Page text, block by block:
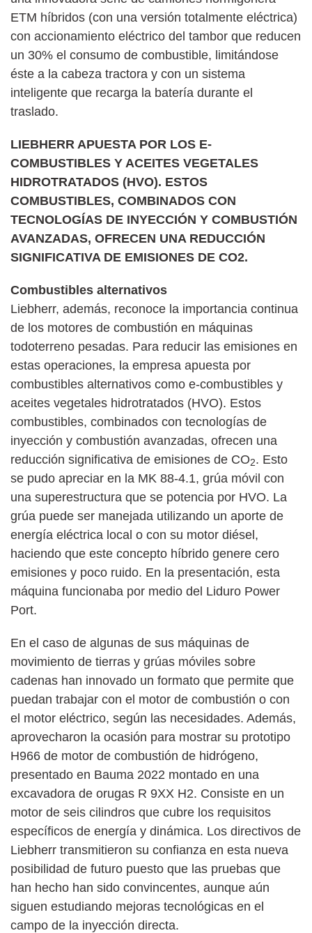
ETM híbridos (con una versión totalmente eléctrica)
con accionamiento eléctrico del tambor que reducen
un 30% el consumo de combustible, limitándose
éste a la cabeza tractora y con un sistema
inteligente que recarga la batería durante el
traslado.
LIEBHERR APUESTA POR LOS E-
COMBUSTIBLES Y ACEITES VEGETALES
HIDROTRATADOS (HVO). ESTOS
COMBUSTIBLES, COMBINADOS CON
TECNOLOGÍAS DE INYECCIÓN Y COMBUSTIÓN
AVANZADAS, OFRECEN UNA REDUCCIÓN
SIGNIFICATIVA DE EMISIONES DE CO2.
Combustibles alternativos
Liebherr, además, reconoce la importancia continua
de los motores de combustión en máquinas
todoterreno pesadas. Para reducir las emisiones en
estas operaciones, la empresa apuesta por
combustibles alternativos como e-combustibles y
aceites vegetales hidrotratados (HVO). Estos
combustibles, combinados con tecnologías de
inyección y combustión avanzadas, ofrecen una
reducción significativa de emisiones de CO2. Esto
se pudo apreciar en la MK 88-4.1, grúa móvil con
una superestructura que se potencia por HVO. La
grúa puede ser manejada utilizando un aporte de
energía eléctrica local o con su motor diésel,
haciendo que este concepto híbrido genere cero
emisiones y poco ruido. En la presentación, esta
máquina funcionaba por medio del Liduro Power
Port.
En el caso de algunas de sus máquinas de
movimiento de tierras y grúas móviles sobre
cadenas han innovado un formato que permite que
puedan trabajar con el motor de combustión o con
el motor eléctrico, según las necesidades. Además,
aprovecharon la ocasión para mostrar su prototipo
H966 de motor de combustión de hidrógeno,
presentado en Bauma 2022 montado en una
excavadora de orugas R 9XX H2. Consiste en un
motor de seis cilindros que cubre los requisitos
específicos de energía y dinámica. Los directivos de
Liebherr transmitieron su confianza en esta nueva
posibilidad de futuro puesto que las pruebas que
han hecho han sido convincentes, aunque aún
siguen estudiando mejoras tecnológicas en el
campo de la inyección directa.